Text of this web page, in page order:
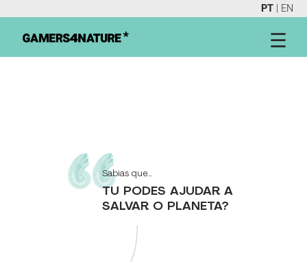
PT | EN
☰
Sabias que...
TU PODES AJUDAR A
SALVAR O PLANETA?